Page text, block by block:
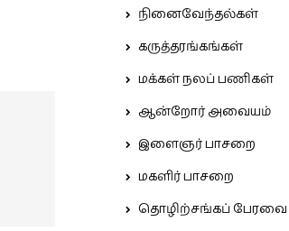
நினைவேந்தல்கள்
கருத்தரங்கங்கள்
மக்கள் நலப் பணிகள்
ஆன்றோர் அவையம்
இளைஞர் பாசறை
மகளிர் பாசறை
தொழிற்சங்கப் பேரவை